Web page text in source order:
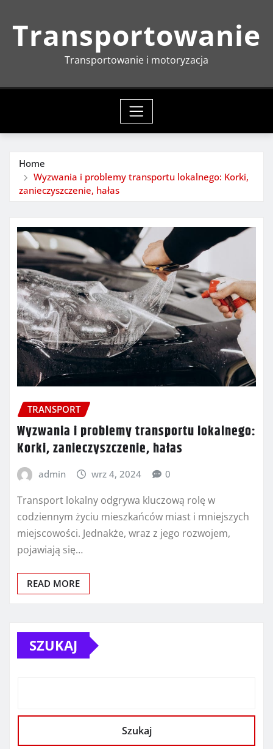
Transportowanie
Transportowanie i motoryzacja
Home
Wyzwania i problemy transportu lokalnego: Korki,
zanieczyszczenie, hałas
TRANSPORT
Wyzwania i problemy transportu lokalnego:
Korki, zanieczyszczenie, hałas
admin wrz 4, 2024 0
Transport lokalny odgrywa kluczową rolę w
codziennym życiu mieszkańców miast i mniejszych
miejscowości. Jednakże, wraz z jego rozwojem,
pojawiają się…
READ MORE
SZUKAJ
Szukaj